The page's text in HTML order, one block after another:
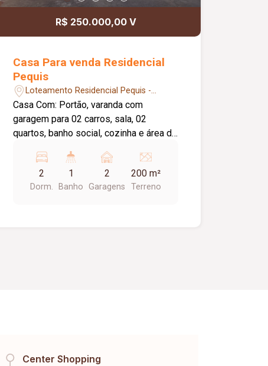
R$ 250.000,00 V
Casa Para venda Residencial
Pequis
Loteamento Residencial Pequis -
Uberlândia/MG
Casa Com: Portão, varanda com
garagem para 02 carros, sala, 02
quartos, banho social, cozinha e área de
2
Dorm.
1
Banho
2
Garagens
200 m²
Terreno
Center Shopping